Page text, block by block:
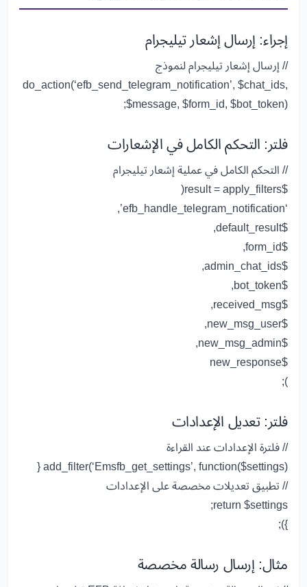
إجراء: إرسال إشعار تيليجرام
// إرسال إشعار تيليجرام لنموذج
do_action(‘efb_send_telegram_notification’, $chat_ids,
$message, $form_id, $bot_token);
فلتر: التحكم الكامل في الإشعارات
// التحكم الكامل في عملية إشعار تيليجرام
$result
= apply_filters
(
‘efb_handle_telegram_notification’
,
$default_result
,
$form_id
,
$admin_chat_ids
,
$bot_token
,
$received_msg
,
$new_msg_user
,
$new_msg_admin
,
$new_response
);
فلتر: تعديل الإعدادات
// فلترة الإعدادات عند القراءة
add_filter(‘Emsfb_get_settings’, function($settings) {
// تطبيق تعديلات مخصصة على الإعدادات
return $settings
;
});
مثال: إرسال رسالة مخصصة